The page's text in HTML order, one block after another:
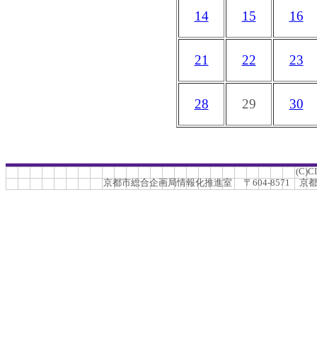
14 15 16
21 22 23
28 29 30
京都市総合企画局情報化推進室 〒604-8571 京